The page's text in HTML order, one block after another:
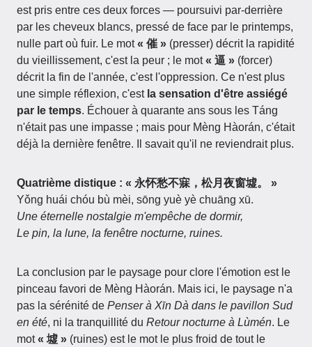
est pris entre ces deux forces — poursuivi par-derrière
par les cheveux blancs, pressé de face par le printemps,
nulle part où fuir. Le mot« 催 » (presser) décrit la rapidité
du vieillissement, c'est la peur ; le mot« 逼 » (forcer)
décrit la fin de l'année, c'est l'oppression. Ce n'est plus
une simple réflexion, c'est la sensation d'être assiégé
par le temps. Échouer à quarante ans sous les Táng
n'était pas une impasse ; mais pour Mèng Hàorán, c'était
déjà la dernière fenêtre. Il savait qu'il ne reviendrait plus.
Quatrième distique : « 永怀愁不寐，松月夜窗墟。 »
Yǒng huái chóu bù mèi, sōng yuè yè chuāng xū.
Une éternelle nostalgie m'empêche de dormir,
Le pin, la lune, la fenêtre nocturne, ruines.
La conclusion par le paysage pour clore l'émotion est le
pinceau favori de Mèng Hàorán. Mais ici, le paysage n'a
pas la sérénité de Penser à Xīn Dà dans le pavillon Sud
en été, ni la tranquillité du Retour nocturne à Lùmén. Le
mot« 墟 » (ruines) est le mot le plus froid de tout le